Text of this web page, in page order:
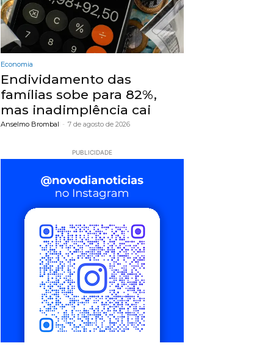
Economia
Endividamento das
famílias sobe para 82%,
mas inadimplência cai
Anselmo Brombal - 7 de agosto de 2026
PUBLICIDADE